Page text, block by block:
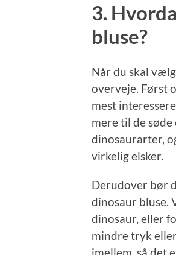
3.
bluse?
Når du skal
overveje. Først
mest
mere til de
dinosaurarter,
virkelig elsker.
Derudover bør
dinosaur bluse.
dinosaur, eller
mindre tryk